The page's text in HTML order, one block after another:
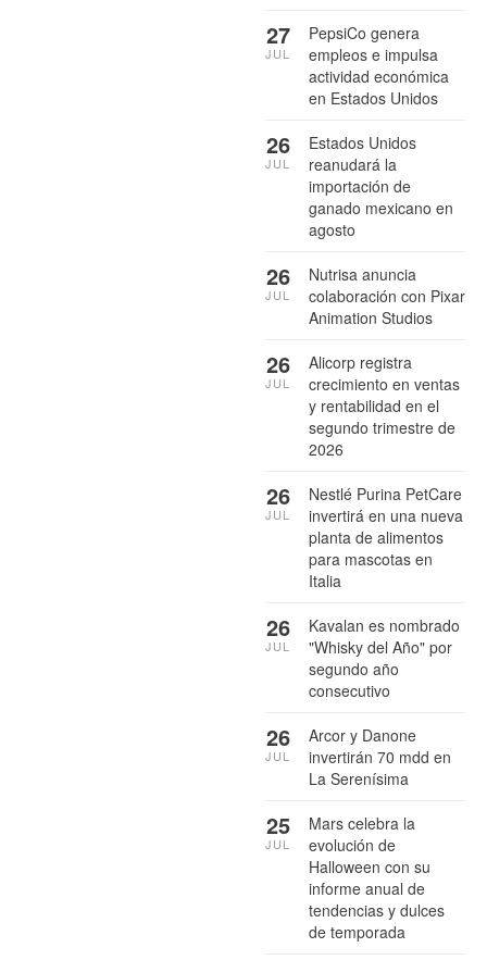
PepsiCo genera
empleos e impulsa
actividad económica
en Estados Unidos
27
JUL
Estados Unidos
reanudará la
importación de
ganado mexicano en
agosto
26
JUL
Nutrisa anuncia
colaboración con Pixar
Animation Studios
26
JUL
Alicorp registra
crecimiento en ventas
y rentabilidad en el
segundo trimestre de
2026
26
JUL
Nestlé Purina PetCare
invertirá en una nueva
planta de alimentos
para mascotas en
Italia
26
JUL
Kavalan es nombrado
"Whisky del Año" por
segundo año
consecutivo
26
JUL
Arcor y Danone
invertirán 70 mdd en
La Serenísima
26
JUL
Mars celebra la
evolución de
Halloween con su
informe anual de
tendencias y dulces
de temporada
25
JUL